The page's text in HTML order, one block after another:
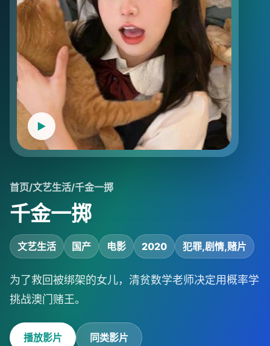
首页/文艺生活/千金一掷
千金一掷
文艺生活 国产 电影 2020 犯罪,剧情,赌片
为了救回被绑架的女儿，清贫数学老师决定用概率学
挑战澳门赌王。
播放影片 同类影片